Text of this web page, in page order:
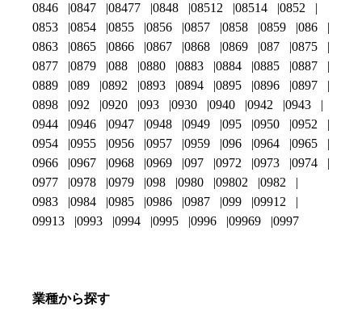
0846
0847 08477 0848 08512 08514
0852
0853
0854 0855 0856 0857 0858 0859
086
0863
0865 0866 0867 0868 0869 087
0875
0877
0879 088 0880 0883 0884 0885
0887
0889
089 0892 0893 0894 0895 0896
0897
0898
092 0920 093 0930 0940 0942
0943
0944
0946 0947 0948 0949 095 0950
0952
0954
0955 0956 0957 0959 096 0964
0965
0966
0967 0968 0969 097 0972 0973
0974
0977
0978 0979 098 0980 09802
0982
0983
0984 0985 0986 0987 099
09912
09913
0993 0994 0995 0996 09969 0997
業種から探す